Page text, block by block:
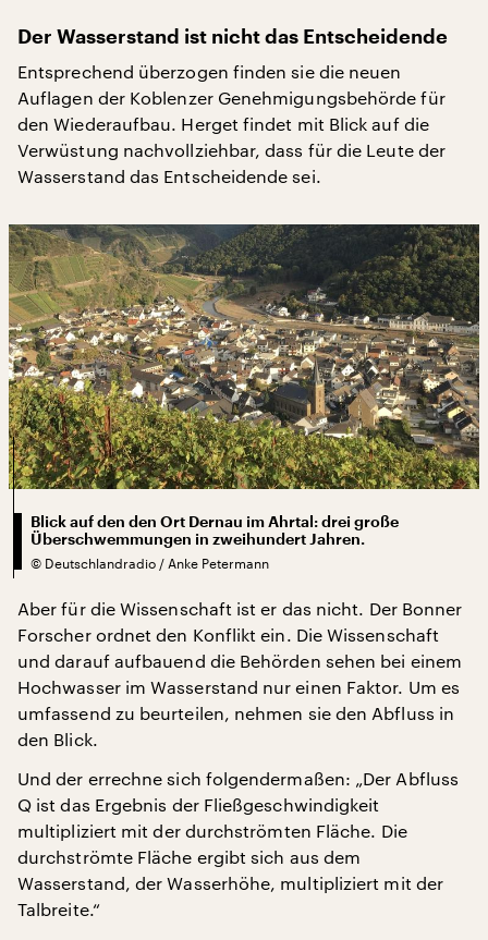
Der Wasserstand ist nicht das Entscheidende
Entsprechend überzogen finden sie die neuen
Auflagen der Koblenzer Genehmigungsbehörde für
den Wiederaufbau. Herget findet mit Blick auf die
Verwüstung nachvollziehbar, dass für die Leute der
Wasserstand das Entscheidende sei.
Blick auf den den Ort Dernau im Ahrtal: drei große
Überschwemmungen in zweihundert Jahren.
© Deutschlandradio / Anke Petermann
Aber für die Wissenschaft ist er das nicht. Der Bonner
Forscher ordnet den Konflikt ein. Die Wissenschaft
und darauf aufbauend die Behörden sehen bei einem
Hochwasser im Wasserstand nur einen Faktor. Um es
umfassend zu beurteilen, nehmen sie den Abfluss in
den Blick.
Und der errechne sich folgendermaßen: „Der Abfluss
Q ist das Ergebnis der Fließgeschwindigkeit
multipliziert mit der durchströmten Fläche. Die
durchströmte Fläche ergibt sich aus dem
Wasserstand, der Wasserhöhe, multipliziert mit der
Talbreite.“